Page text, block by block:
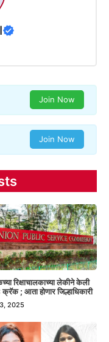
Join Now
Join Now
रिक्षाचालकाच्या लेकीने केली
; आता होणार जिल्हाधिकारी
2025